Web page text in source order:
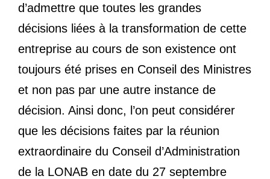
d’admettre que toutes les grandes
décisions liées à la transformation de cette
entreprise au cours de son existence ont
toujours été prises en Conseil des Ministres
et non pas par une autre instance de
décision. Ainsi donc, l’on peut considérer
que les décisions faites par la réunion
extraordinaire du Conseil d’Administration
de la LONAB en date du 27 septembre